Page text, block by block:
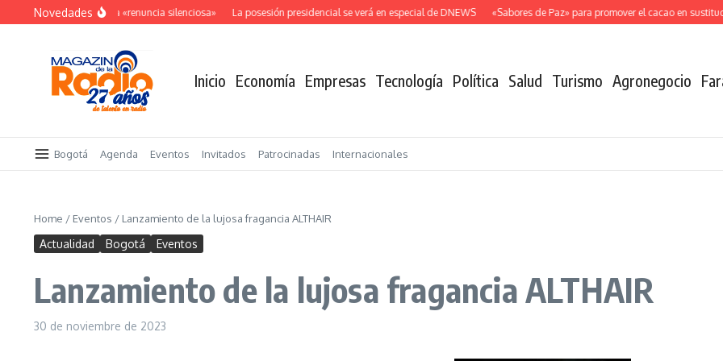
Saltar al contenido
Novedades
El costo oculto de la «renuncia silenciosa» La posesión presidencial se verá en especial de DNEWS «Sabores de Paz» para promover el cacao en
Inicio Economía Empresas Tecnología Política Salud Turismo Agronegocio
Bogotá Agenda Eventos Invitados Patrocinadas Internacionales
Home / Eventos / Lanzamiento de la lujosa fragancia ALTHAIR
Actualidad Bogotá Eventos
Lanzamiento de la lujosa fragancia ALTHAIR
30 de noviembre de 2023